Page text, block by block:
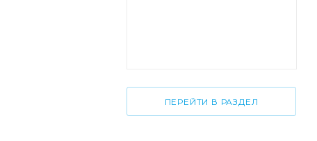
ПЕРЕЙТИ В РАЗДЕЛ